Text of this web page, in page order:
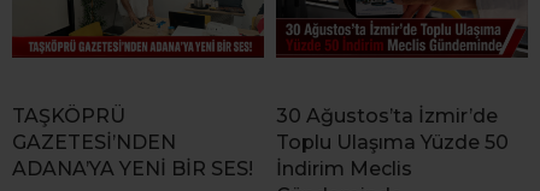
TAŞKÖPRÜ
GAZETESİ’NDEN
ADANA’YA YENİ BİR SES!
30 Ağustos’ta İzmir’de
Toplu Ulaşıma Yüzde 50
İndirim Meclis